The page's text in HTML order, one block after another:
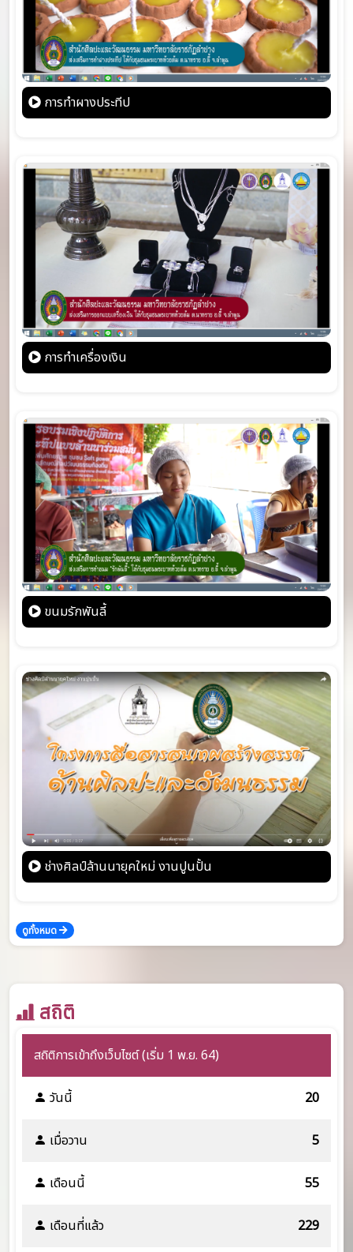
การทำผางประทีป
การทำเครื่องเงิน
ขนมรักพันลี้
ช่างศิลป์ล้านนายุคใหม่ งานปูนปั้น
ดูทั้งหมด
สถิติ
สถิติการเข้าถึงเว็บไซต์ (เริ่ม 1 พ.ย. 64)
วันนี้ 20
เมื่อวาน 5
เดือนนี้ 55
เดือนที่แล้ว 229